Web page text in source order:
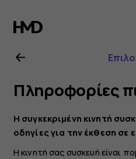
Οδηγίες
χρήσης
Nokia
6.2
Πληροφορίες
Η συγκεκριμένη κινητή
οδηγίες για την έκθεση
Η κινητή σας συσκευή είναι